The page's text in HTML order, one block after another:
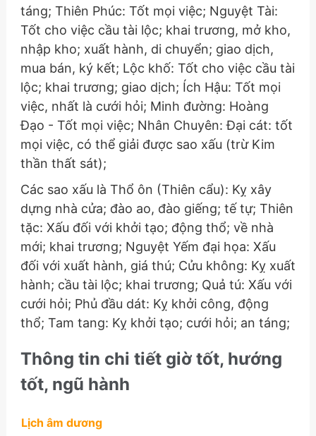
táng; Thiên Phúc: Tốt mọi việc; Nguyệt Tài:
Tốt cho việc cầu tài lộc; khai trương, mở kho,
nhập kho; xuất hành, di chuyển; giao dịch,
mua bán, ký kết; Lộc khố: Tốt cho việc cầu tài
lộc; khai trương; giao dịch; Ích Hậu: Tốt mọi
việc, nhất là cưới hỏi; Minh đường: Hoàng
Đạo - Tốt mọi việc; Nhân Chuyên: Đại cát: tốt
mọi việc, có thể giải được sao xấu (trừ Kim
thần thất sát);
Các sao xấu là Thổ ôn (Thiên cẩu): Kỵ xây
dựng nhà cửa; đào ao, đào giếng; tế tự; Thiên
tặc: Xấu đối với khởi tạo; động thổ; về nhà
mới; khai trương; Nguyệt Yếm đại họa: Xấu
đối với xuất hành, giá thú; Cửu không: Kỵ xuất
hành; cầu tài lộc; khai trương; Quả tú: Xấu với
cưới hỏi; Phủ đầu dát: Kỵ khởi công, động
thổ; Tam tang: Kỵ khởi tạo; cưới hỏi; an táng;
Thông tin chi tiết giờ tốt, hướng
tốt, ngũ hành
Lịch âm dương